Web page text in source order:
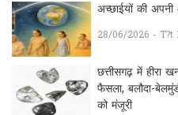
अच्छाईयों की
28/06/2026 - T?t
छत्तीसगढ़ में हीरा
फैसला, बलौदा-
को मंजूरी